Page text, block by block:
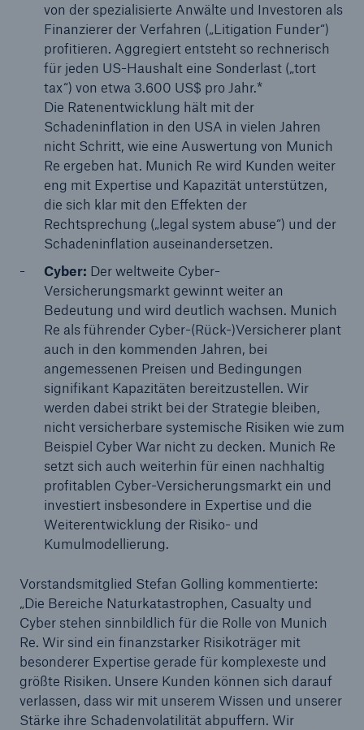
von der spezialisierte Anwälte und Investoren als
Finanzierer der Verfahren („Litigation Funder“)
profitieren. Aggregiert entsteht so rechnerisch
für jeden US-Haushalt eine Sonderlast („tort
tax“) von etwa 3.600 US$ pro Jahr.*
Die Ratenentwicklung hält mit der
Schadeninflation in den USA in vielen Jahren
nicht Schritt, wie eine Auswertung von Munich
Re ergeben hat. Munich Re wird Kunden weiter
eng mit Expertise und Kapazität unterstützen,
die sich klar mit den Effekten der
Rechtsprechung („legal system abuse“) und der
Schadeninflation auseinandersetzen.
Cyber: Der weltweite Cyber-
Versicherungsmarkt gewinnt weiter an
Bedeutung und wird deutlich wachsen. Munich
Re als führender Cyber-(Rück-)Versicherer plant
auch in den kommenden Jahren, bei
angemessenen Preisen und Bedingungen
signifikant Kapazitäten bereitzustellen. Wir
werden dabei strikt bei der Strategie bleiben,
nicht versicherbare systemische Risiken wie zum
Beispiel Cyber War nicht zu decken. Munich Re
setzt sich auch weiterhin für einen nachhaltig
profitablen Cyber-Versicherungsmarkt ein und
investiert insbesondere in Expertise und die
Weiterentwicklung der Risiko- und
Kumulmodellierung.
Vorstandsmitglied Stefan Golling kommentierte:
„Die Bereiche Naturkatastrophen, Casualty und
Cyber stehen sinnbildlich für die Rolle von Munich
Re. Wir sind ein finanzstarker Risikoträger mit
besonderer Expertise gerade für komplexeste und
größte Risiken. Unsere Kunden können sich darauf
verlassen, dass wir mit unserem Wissen und unserer
Stärke ihre Schadenvolatilität abpuffern. Wir
HV beschließt Erhöhung der Dividende auf 15 €
je Aktie
Munich Re erzielt Quartalsergebnis von 2,1 Mrd. €
Munich Re stärkt P&C Underwriting in Asia
Pacific & Africa
Munich Re übertrifft Gewinnziel zum dritten Mal
in Folge
Munich Re plant Dividende von 15 € und
beschließt Aktienrückkauf
Naturkatastrophen 2023